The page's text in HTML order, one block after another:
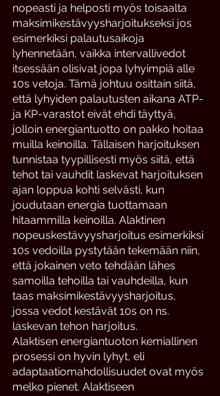
nopeasti ja helposti myös toisaalta
maksimikestävyysharjoitukseksi jos
esimerkiksi palautusaikoja
lyhennetään, vaikka intervallivedot
itsessään olisivat jopa lyhyimpiä alle
10s vetoja. Tämä johtuu osittain siitä,
että lyhyiden palautusten aikana ATP-
ja KP-varastot eivät ehdi täyttyä,
jolloin energiantuotto on pakko hoitaa
muilla keinoilla. Tällaisen harjoituksen
tunnistaa tyypillisesti myös siitä, että
tehot tai vauhdit laskevat harjoituksen
ajan loppua kohti selvästi, kun
joudutaan energia tuottamaan
hitaammilla keinoilla. Alaktinen
nopeuskestävyysharjoitus esimerkiksi
10s vedoilla pystytään tekemään niin,
että jokainen veto tehdään lähes
samoilla tehoilla tai vauhdeilla, kun
taas maksimikestävyysharjoitus,
jossa vedot kestävät 10s on ns.
laskevan tehon harjoitus.
Alaktisen energiantuoton kemiallinen
prosessi on hyvin lyhyt, eli
adaptaatiomahdollisuudet ovat myös
melko pienet. Alaktiseen